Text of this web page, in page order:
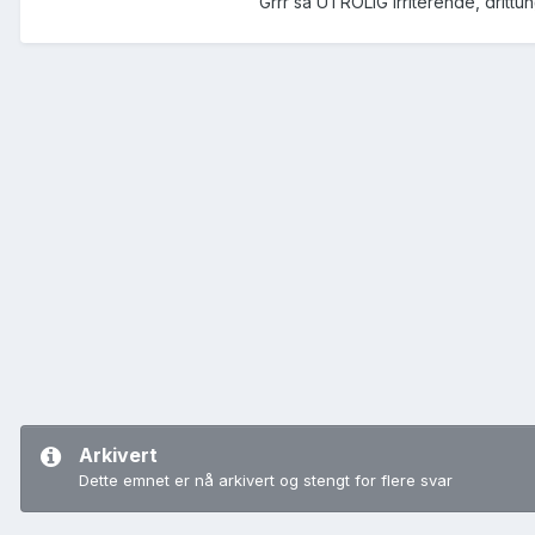
Arkivert
Dette emnet er nå arkivert og stengt for flere svar